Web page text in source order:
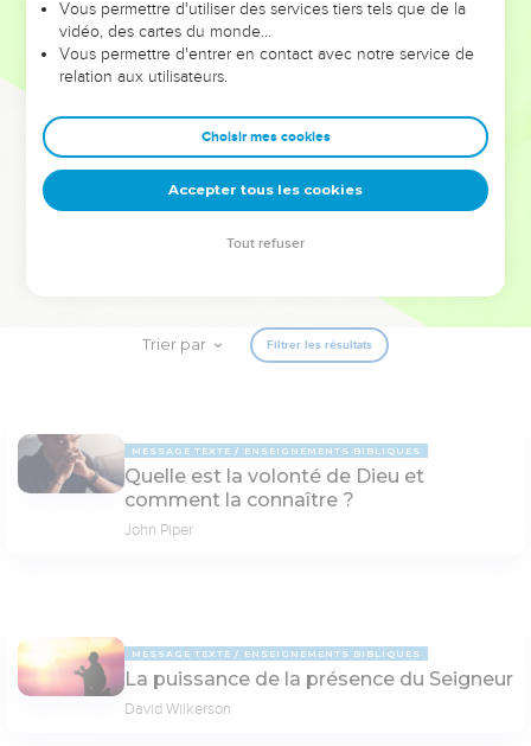
et les saisons difficiles qu'ils ont traversés, alors même que ce
sont elles qui les ont façonnés.
Dans cette conférence, leaders, entrepreneurs, et responsables
clés pour avancer avec plus de sagesse afin que leurs erreurs
deviennent vos tremplins. Que vous guidiez un ministère, une
équipe, un groupe ou une famille, leur expérience est faite
pour vous.
Trier par Filtrer les résultats
MESSAGE TEXTE ENSEIGNEMENTS BIBLIQUES
Quelle est la volonté de Dieu et
comment la connaître ?
John Piper
MESSAGE TEXTE ENSEIGNEMENTS BIBLIQUES
La puissance de la présence du Seigneur
David Wilkerson
Vous permettre d'utiliser des services tiers tels que de la
vidéo, des cartes du monde…
Vous permettre d'entrer en contact avec notre service de
relation aux utilisateurs.
Choisir mes cookies
Accepter tous les cookies
Tout refuser